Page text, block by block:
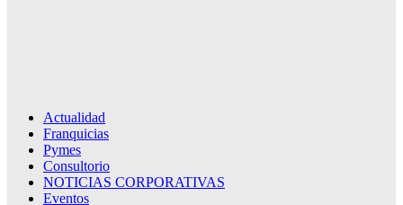
Actualidad
Franquicias
Pymes
Consultorio
NOTICIAS CORPORATIVAS
Eventos